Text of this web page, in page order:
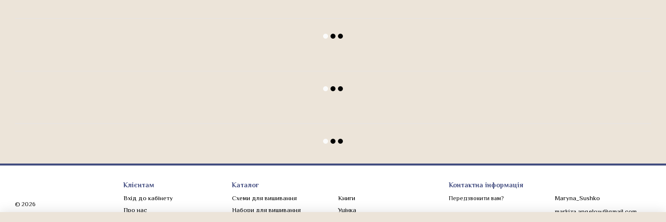
© 2026
Клієнтам
Вхід до кабінету
Про нас
Каталог
Схеми для вишивання
Набори для вишивання
Книги
Уцінка
Контактна інформація
Передзвонити вам?
Maryna_Sushko
markiza.angelow@gmail.com